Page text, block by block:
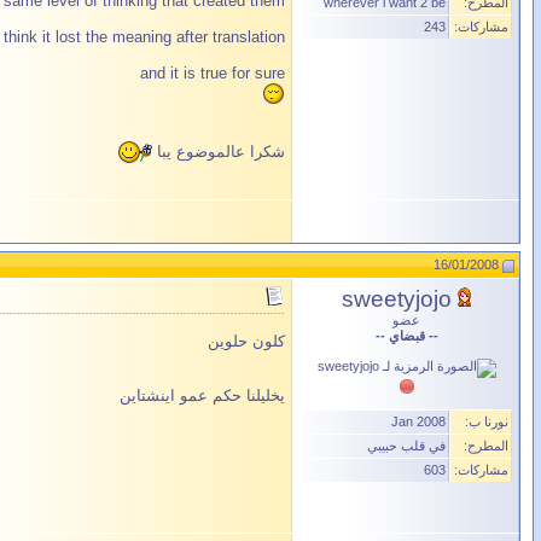
مشاركات:
243
think it lost the meaning after translation
and it is true for sure
شكرا عالموضوع يبا
16/01/2008
sweetyjojo
عضو
-- قبضاي --
نورنا ب:
Jan 2008
المطرح:
في قلب حبيبي
مشاركات:
603
كلون حلوين
يخليلنا حكم عمو اينشتاين